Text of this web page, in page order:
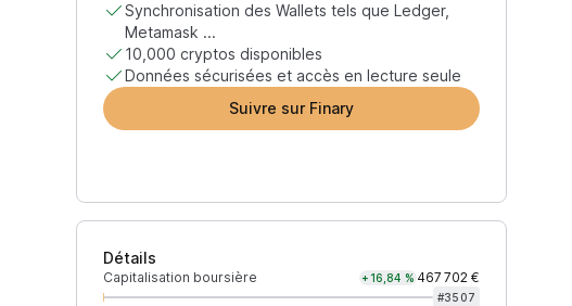
Synchronisation des Wallets tels que Ledger,
Metamask ...
10,000 cryptos disponibles
Données sécurisées et accès en lecture seule
Suivre sur Finary
Détails
Capitalisation boursière +16,84 % 467 702 €
#3507